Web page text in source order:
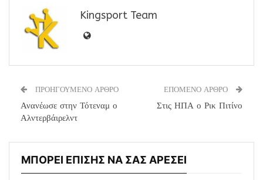
Kingsport Team
ΠΡΟΗΓΟΥΜΕΝΟ ΑΡΘΡΟ
Ανανέωσε στην Τότεναμ ο
Αλντερβάιρελντ
ΕΠΟΜΕΝΟ ΑΡΘΡΟ
Στις ΗΠΑ ο Ρικ Πιτίνο
ΜΠΟΡΕΙ ΕΠΙΣΗΣ ΝΑ ΣΑΣ ΑΡΕΣΕΙ